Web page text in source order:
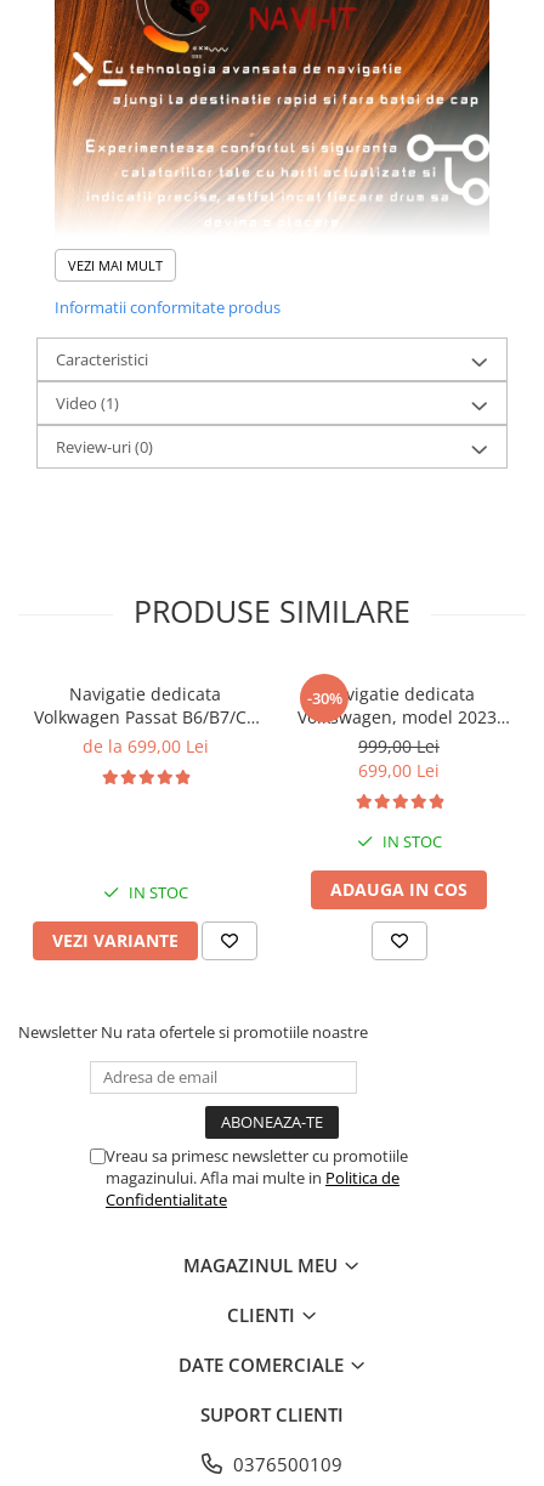
VEZI MAI MULT
Informatii conformitate produs
Caracteristici
Video (1)
Review-uri(0)
PRODUSE SIMILARE
Navigatie dedicata
Volkwagen Passat B6/B7/CC
Gri, 4GB RAM 64GB ROM,
Display QLED 10", DSP,
de la 699,00 Lei
IN STOC
VEZI VARIANTE
-30%Navigatie dedicata
Volkswagen, model 2023,
4GB RAM 64GB ROM,
Quadcore, Android 14,
Display QLED 7", DSP,
Carplay&Android Auto,
Suport camere AHD
999,00 Lei
699,00 Lei
IN STOC
ADAUGA IN COS
Newsletter Nu rata ofertele si promotiile noastre
Vreau sa primesc newsletter cu promotiile
magazinului. Afla mai multe in Politica de
Confidentialitate
MAGAZINUL MEU
CLIENTI
DATE COMERCIALE
SUPORT CLIENTI
0376500109